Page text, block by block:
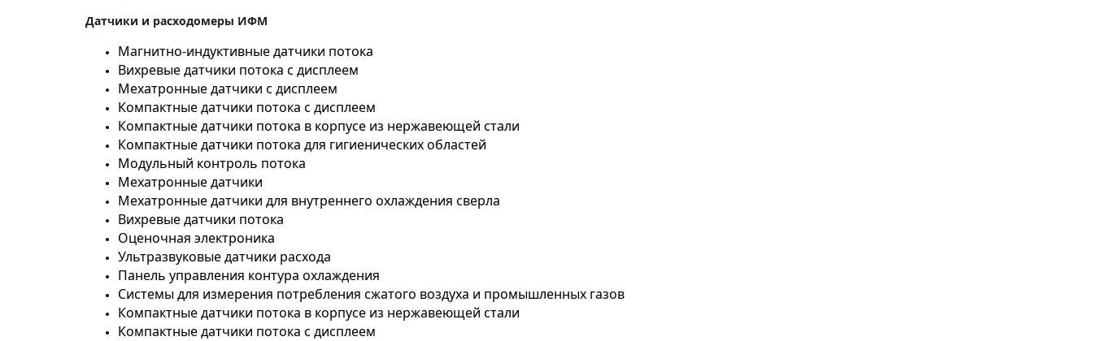
Датчики и расходомеры ИФМ
Магнитно-индуктивные датчики потока
Вихревые датчики потока с дисплеем
Мехатронные датчики с дисплеем
Компактные датчики потока с дисплеем
Компактные датчики потока в корпусе из нержавеющей стали
Компактные датчики потока для гигиенических областей
Модульный контроль потока
Мехатронные датчики
Мехатронные датчики для внутреннего охлаждения сверла
Вихревые датчики потока
Оценочная электроника
Ультразвуковые датчики расхода
Панель управления контура охлаждения
Системы для измерения потребления сжатого воздуха и промышленных газов
Компактные датчики потока в корпусе из нержавеющей стали
Компактные датчики потока с дисплеем